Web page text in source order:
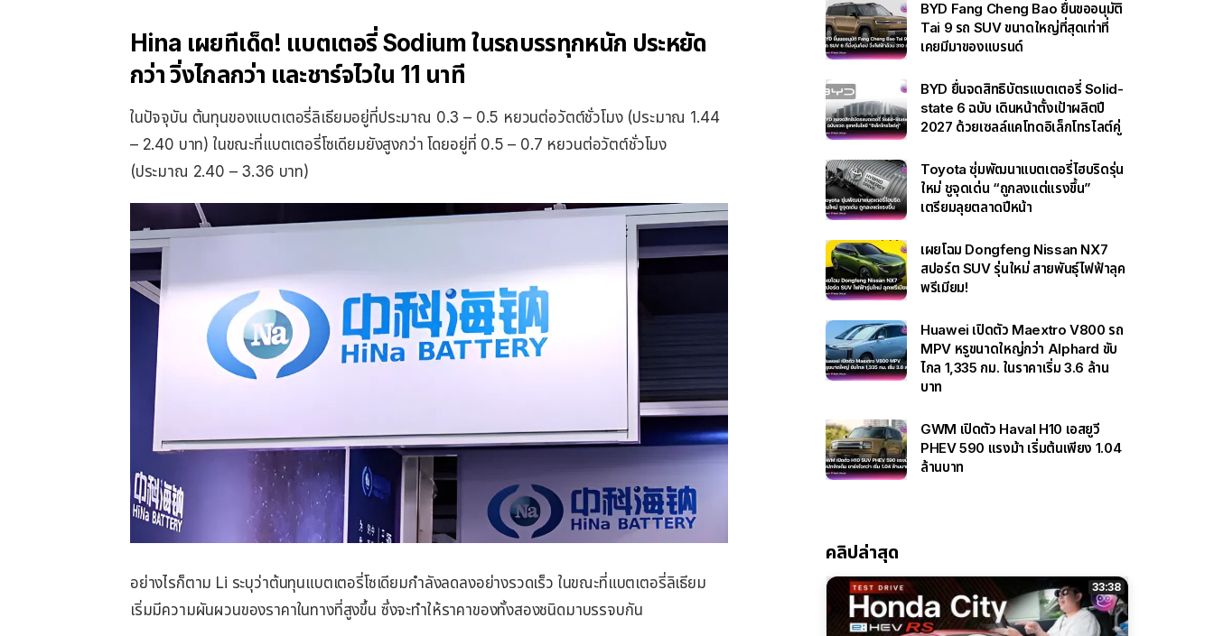
Hina เผยทีเด็ด! แบตเตอรี่ Sodium ในรถบรรทุกหนัก ประหยัด
กว่า วิ่งไกลกว่า และชาร์จไวใน 11 นาที
ในปัจจุบัน ต้นทุนของแบตเตอรี่ลิเธียมอยู่ที่ประมาณ 0.3 – 0.5 หยวนต่อวัตต์ชั่วโมง (ประมาณ 1.44
– 2.40 บาท) ในขณะที่แบตเตอรี่โซเดียมยังสูงกว่า โดยอยู่ที่ 0.5 – 0.7 หยวนต่อวัตต์ชั่วโมง
(ประมาณ 2.40 – 3.36 บาท)
อย่างไรก็ตาม Li ระบุว่าต้นทุนแบตเตอรี่โซเดียมกำลังลดลงอย่างรวดเร็ว ในขณะที่แบตเตอรี่ลิเธียม
เริ่มมีความผันผวนของราคาในทางที่สูงขึ้น ซึ่งจะทำให้ราคาของทั้งสองชนิดมาบรรจบกัน
BYD Fang Cheng Bao ยื่นขออนุมัติ
Tai 9 รถ SUV ขนาดใหญ่ที่สุดเท่าที่
เคยมีมาของแบรนด์
BYD ยื่นจดสิทธิบัตรแบตเตอรี่ Solid-
state 6 ฉบับ เดินหน้าตั้งเป้าผลิตปี
2027 ด้วยเซลล์แคโทดอิเล็กโทรไลต์คู่
Toyota ซุ่มพัฒนาแบตเตอรี่ไฮบริดรุ่น
ใหม่ ชูจุดเด่น “ถูกลงแต่แรงขึ้น”
เตรียมลุยตลาดปีหน้า
เผยโฉม Dongfeng Nissan NX7
สปอร์ต SUV รุ่นใหม่ สายพันธุ์ไฟฟ้าลุค
พรีเมียม!
Huawei เปิดตัว Maextro V800 รถ
MPV หรูขนาดใหญ่กว่า Alphard ขับ
ไกล 1,335 กม. ในราคาเริ่ม 3.6 ล้าน
บาท
GWM เปิดตัว Haval H10 เอสยูวี
PHEV 590 แรงม้า เริ่มต้นเพียง 1.04
ล้านบาท
คลิปล่าสุด
33:38